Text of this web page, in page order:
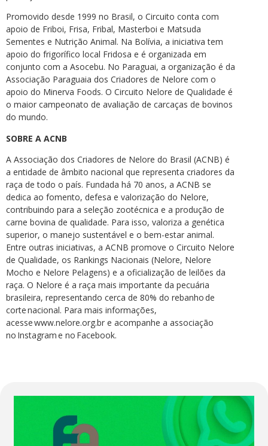
Promovido desde 1999 no Brasil, o Circuito conta com
apoio de Friboi, Frisa, Fribal, Masterboi e Matsuda
Sementes e Nutrição Animal. Na Bolívia, a iniciativa tem
apoio do frigorífico local Fridosa e é organizada em
conjunto com a Asocebu. No Paraguai, a organização é da
Associação Paraguaia dos Criadores de Nelore com o
apoio do Minerva Foods. O Circuito Nelore de Qualidade é
o maior campeonato de avaliação de carcaças de bovinos
do mundo.
SOBRE A ACNB
A Associação dos Criadores de Nelore do Brasil (ACNB) é
a entidade de âmbito nacional que representa criadores da
raça de todo o país. Fundada há 70 anos, a ACNB se
dedica ao fomento, defesa e valorização do Nelore,
contribuindo para a seleção zootécnica e a produção de
carne bovina de qualidade. Para isso, valoriza a genética
superior, o manejo sustentável e o bem-estar animal.
Entre outras iniciativas, a ACNB promove o Circuito Nelore
de Qualidade, os Rankings Nacionais (Nelore, Nelore
Mocho e Nelore Pelagens) e a oficialização de leilões da
raça. O Nelore é a raça mais importante da pecuária
brasileira, representando cerca de 80% do rebanho de
corte nacional. Para mais informações,
acesse www.nelore.org.br e acompanhe a associação
no Instagram e no Facebook.